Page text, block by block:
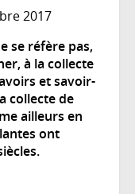
2017
se réfère pas,
à la collecte
et savoir-
collecte de
ailleurs en
ont